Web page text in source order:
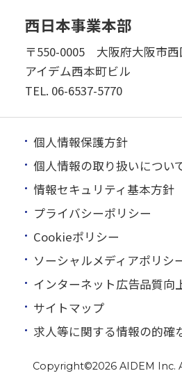
西日本事業本部
〒550-0005 大阪府大阪市西
アイデム西本町ビル
TEL. 06-6537-5770
個人情報保護方針
個人情報の取り扱いについ
情報セキュリティ基本方針
プライバシーポリシー
Cookieポリシー
ソーシャルメディアポリシ
インターネット広告品質向
サイトマップ
求人等に関する情報の的確
Copyright©2026 AIDEM Inc.